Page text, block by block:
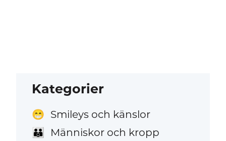
Kategorier
😁 Smileys och känslor
👪 Människor och kropp